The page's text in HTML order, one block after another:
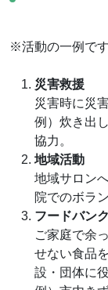
※活動の一例です
災害救援
災害時に災
例）炊き出
協力。
地域活動
地域サロン
院でのボラ
フードバンク
ご家庭で余
せない食品
設・団体に